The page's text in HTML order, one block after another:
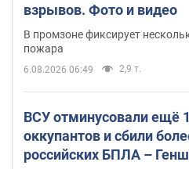
взрывов. Фото и видео
В промзоне фиксирует
пожара
6.08.2026 06:49 2,9 т.
ВСУ отминусовали ещё
оккупантов и сбили
российских БПЛА –